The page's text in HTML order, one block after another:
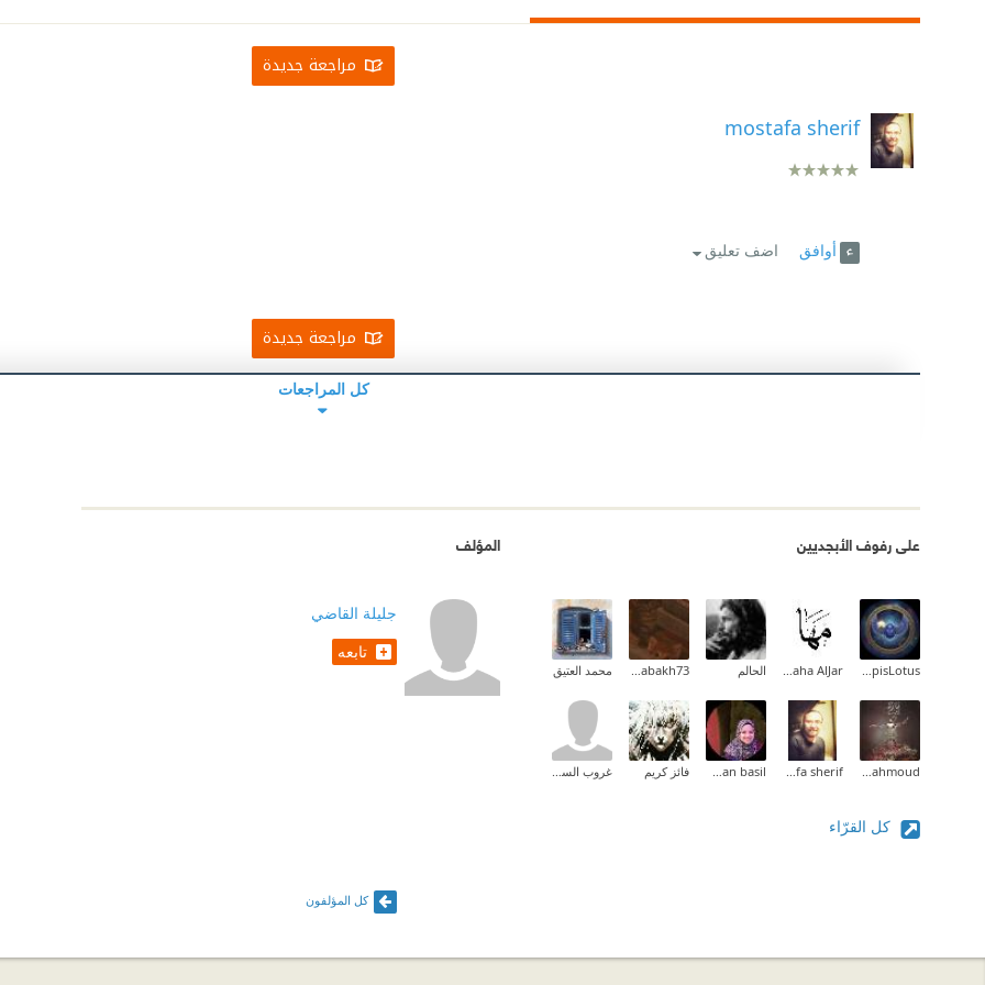
مراجعة جديدة
mostafa sherif
أوافق اضف تعليق
مراجعة جديدة
كل المراجعات
على رفوف الأبجديين
LapisLotus
Maha AlJar الحالم s.eltabakh73 محمد العتيق
Sara Mahmoud
mostafa sherif
nourhan basil فائز كريم غروب السوالقة
كل القرّاء
المؤلف
جليلة القاضي
تابعه
كل المؤلفون